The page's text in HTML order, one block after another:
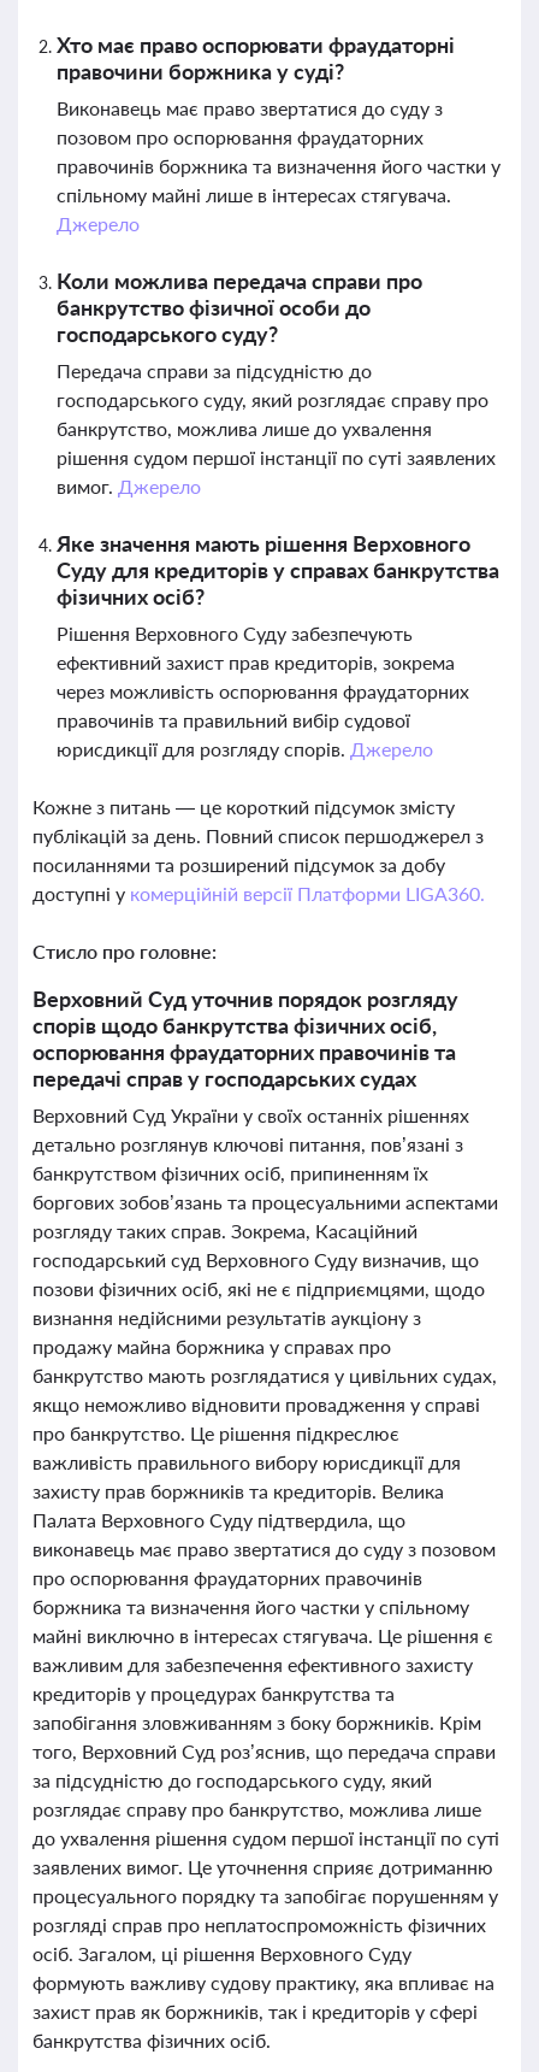
Хто має право оспорювати фраудаторні
правочини боржника у суді?
Виконавець має право звертатися до суду з
позовом про оспорювання фраудаторних
правочинів боржника та визначення його частки у
спільному майні лише в інтересах стягувача.
Джерело
Коли можлива передача справи про
банкрутство фізичної особи до
господарського суду?
Передача справи за підсудністю до
господарського суду, який розглядає справу про
банкрутство, можлива лише до ухвалення
рішення судом першої інстанції по суті заявлених
вимог. Джерело
Яке значення мають рішення Верховного
Суду для кредиторів у справах банкрутства
фізичних осіб?
Рішення Верховного Суду забезпечують
ефективний захист прав кредиторів, зокрема
через можливість оспорювання фраудаторних
правочинів та правильний вибір судової
юрисдикції для розгляду спорів. Джерело
Кожне з питань — це короткий підсумок змісту
публікацій за день. Повний список першоджерел з
посиланнями та розширений підсумок за добу
доступні у комерційній версії Платформи LIGA360.
Стисло про головне:
Верховний Суд уточнив порядок розгляду
спорів щодо банкрутства фізичних осіб,
оспорювання фраудаторних правочинів та
передачі справ у господарських судах
Верховний Суд України у своїх останніх рішеннях
детально розглянув ключові питання, пов’язані з
банкрутством фізичних осіб, припиненням їх
боргових зобов’язань та процесуальними аспектами
розгляду таких справ. Зокрема, Касаційний
господарський суд Верховного Суду визначив, що
позови фізичних осіб, які не є підприємцями, щодо
визнання недійсними результатів аукціону з
продажу майна боржника у справах про
банкрутство мають розглядатися у цивільних судах,
якщо неможливо відновити провадження у справі
про банкрутство. Це рішення підкреслює
важливість правильного вибору юрисдикції для
захисту прав боржників та кредиторів. Велика
Палата Верховного Суду підтвердила, що
виконавець має право звертатися до суду з позовом
про оспорювання фраудаторних правочинів
боржника та визначення його частки у спільному
майні виключно в інтересах стягувача. Це рішення є
важливим для забезпечення ефективного захисту
кредиторів у процедурах банкрутства та
запобігання зловживанням з боку боржників. Крім
того, Верховний Суд роз’яснив, що передача справи
за підсудністю до господарського суду, який
розглядає справу про банкрутство, можлива лише
до ухвалення рішення судом першої інстанції по суті
заявлених вимог. Це уточнення сприяє дотриманню
процесуального порядку та запобігає порушенням у
розгляді справ про неплатоспроможність фізичних
осіб. Загалом, ці рішення Верховного Суду
формують важливу судову практику, яка впливає на
захист прав як боржників, так і кредиторів у сфері
банкрутства фізичних осіб.